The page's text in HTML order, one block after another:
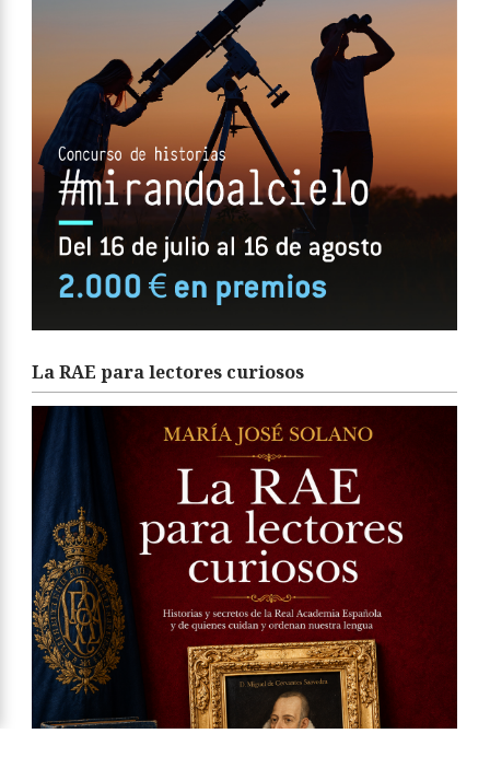
La RAE para lectores curiosos